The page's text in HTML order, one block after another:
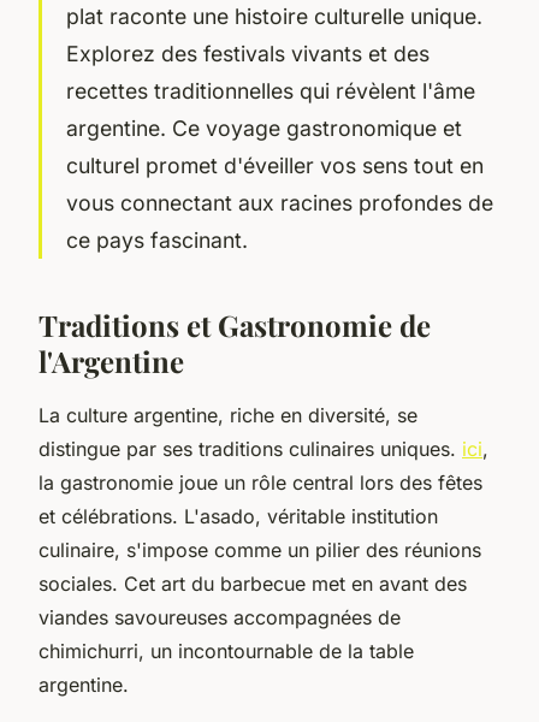
plat raconte une histoire culturelle unique.
Explorez des festivals vivants et des
recettes traditionnelles qui révèlent l'âme
argentine. Ce voyage gastronomique et
culturel promet d'éveiller vos sens tout en
vous connectant aux racines profondes de
ce pays fascinant.
Traditions et Gastronomie de
l'Argentine
La culture argentine, riche en diversité, se
distingue par ses traditions culinaires uniques. ici,
la gastronomie joue un rôle central lors des fêtes
et célébrations. L'asado, véritable institution
culinaire, s'impose comme un pilier des réunions
sociales. Cet art du barbecue met en avant des
viandes savoureuses accompagnées de
chimichurri, un incontournable de la table
argentine.